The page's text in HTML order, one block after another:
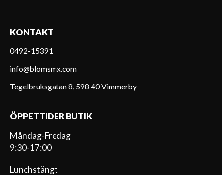
KONTAKT
0492-15391
info@blomsmx.com
Tegelbruksgatan 8, 598 40 Vimmerby
ÖPPETTIDER BUTIK
Måndag-Fredag
9:30-17:00
Lunchstängt